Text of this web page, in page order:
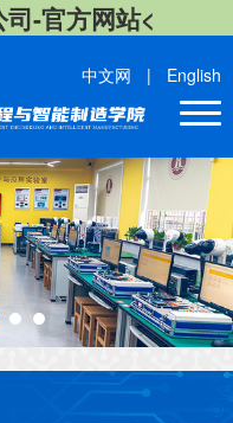
-官方网站<
中文网 | English